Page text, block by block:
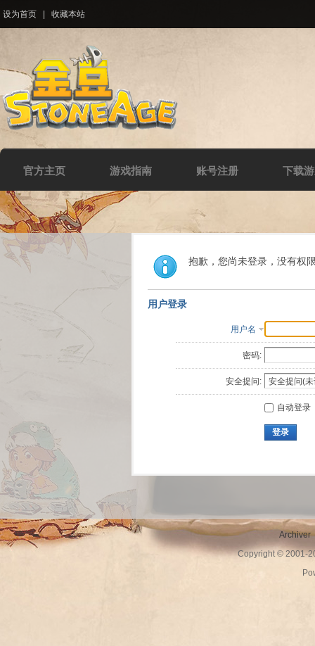
设为首页 收藏本站
官方主页 游戏指南 账号注册 下载
抱歉，您尚未登录，没有权
用户登录
用户名
密码:
安全提问:
自动登录
登录
Archiver
Copyright © 2001-